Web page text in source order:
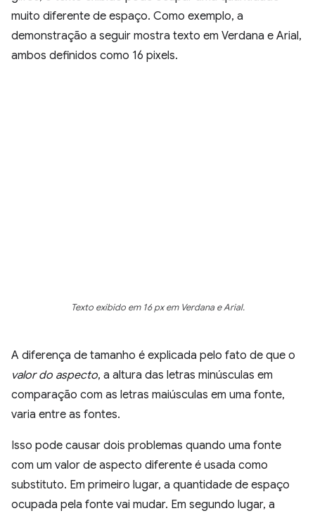
muito diferente de espaço. Como exemplo, a
demonstração a seguir mostra texto em Verdana e Arial,
ambos definidos como 16 pixels.
Texto exibido em 16 px em Verdana e Arial.
A diferença de tamanho é explicada pelo fato de que o
valor do aspecto, a altura das letras minúsculas em
comparação com as letras maiúsculas em uma fonte,
varia entre as fontes.
Isso pode causar dois problemas quando uma fonte
com um valor de aspecto diferente é usada como
substituto. Em primeiro lugar, a quantidade de espaço
ocupada pela fonte vai mudar. Em segundo lugar, a